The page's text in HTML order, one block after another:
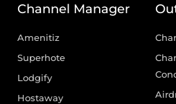
Channel Manager
Amenitiz
Superhote
Lodgify
Hostaway